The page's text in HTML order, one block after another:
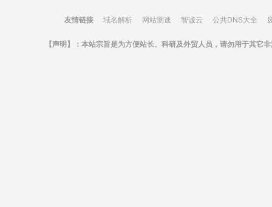
友情链接 域名解析 网站测速 智诚云 公共DNS大全
【声明】：本站宗旨是为方便站长、科研及外贸人员，请勿用于其